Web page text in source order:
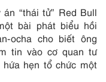
“thái tử” Red Bull
bài phát biểu hồi
ocha cho biết ông
tin vào cơ quan tư
hẹn tổ chức một